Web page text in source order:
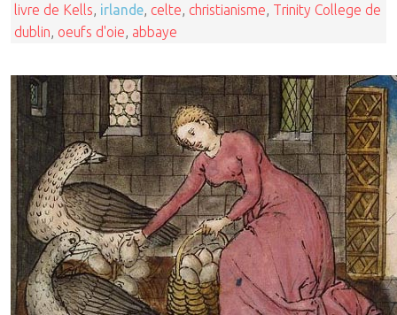
livre de Kells irlande celte christianisme Trinity College de
dublin oeufs d'oie abbaye